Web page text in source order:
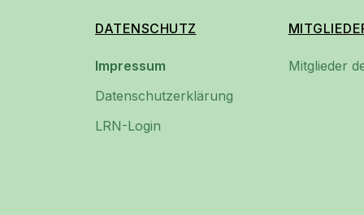
DATENSCHUTZ
Impressum
Datenschutzerklärung
LRN-Login
Mitglieder